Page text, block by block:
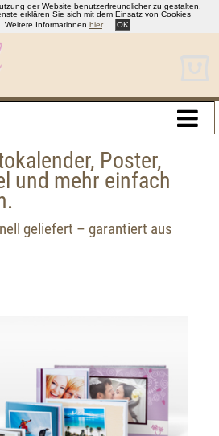
der Website benutzerfreundlicher zu gestalten.
erklären Sie sich mit dem Einsatz von Cookies
Weitere Informationen hier. OK
Poster,
und mehr einfach
geliefert – garantiert aus